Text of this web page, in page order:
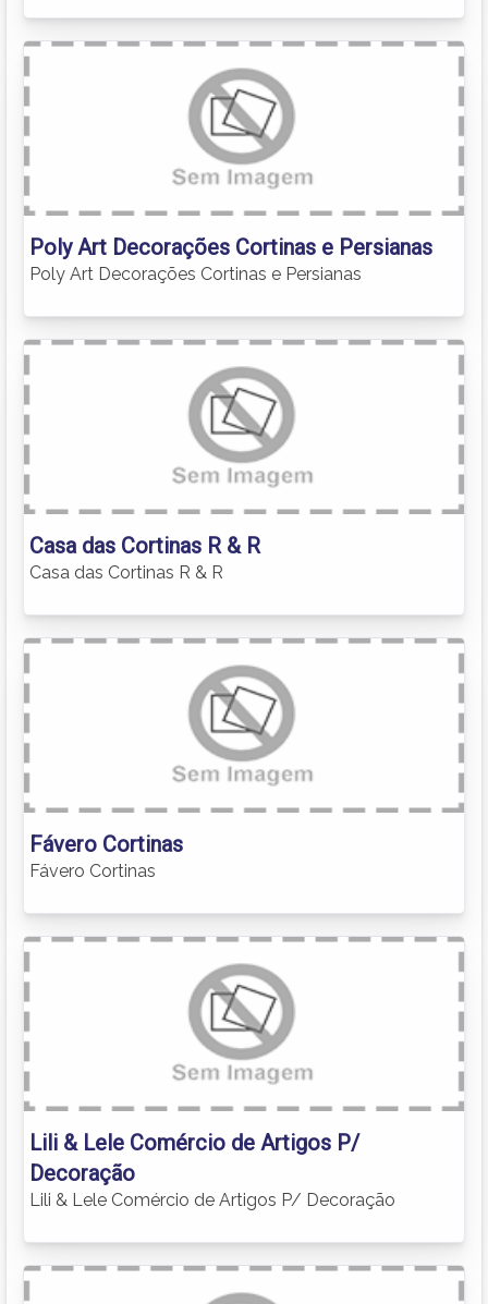
Poly Art Decorações Cortinas e Persianas
Poly Art Decorações Cortinas e Persianas
Casa das Cortinas R & R
Casa das Cortinas R & R
Fávero Cortinas
Fávero Cortinas
Lili & Lele Comércio de Artigos P/
Decoração
Lili & Lele Comércio de Artigos P/ Decoração